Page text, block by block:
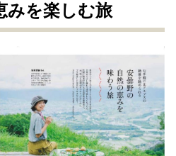
みを楽しむ旅